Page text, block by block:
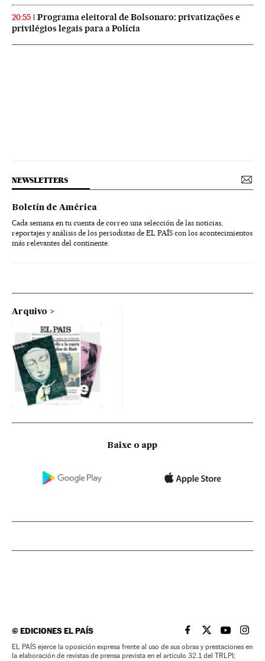
20:55
Programa eleitoral de Bolsonaro: privatizações e
privilégios legais para a Polícia
NEWSLETTERS
Boletín de América
Cada semana en tu cuenta de correo una selección de las noticias,
reportajes y análisis de los periodistas de EL PAÍS con los acontecimientos
más relevantes del continente.
Arquivo
Baixe o app
©EDICIONES EL PAÍS EL PAÍS BRASIL EN
EL PAÍSEL PAÍS
EL
EL PAÍS ejerce la oposición expresa frente al uso de sus obras y prestaciones en
la elaboración de revistas de prensa prevista en el artículo 32.1 del TRLPI;